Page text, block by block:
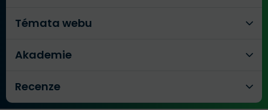
Témata webu
Akademie
Recenze